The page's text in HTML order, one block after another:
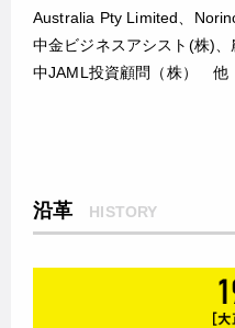
Australia Pty Limited、
中金ビジネスアシスト(株)
中JAML投資顧問（株） 他
沿革 HISTORY